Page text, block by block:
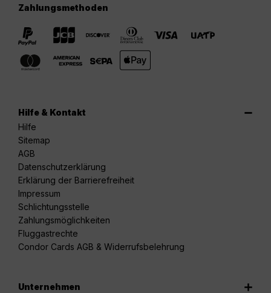
Zahlungsmethoden
Hilfe & Kontakt
Hilfe
Sitemap
AGB
Datenschutzerklärung
Erklärung der Barrierefreiheit
Impressum
Schlichtungsstelle
Zahlungsmöglichkeiten
Fluggastrechte
Condor Cards AGB & Widerrufsbelehrung
Unternehmen